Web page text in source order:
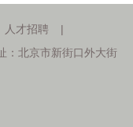
人才招聘
|
：北京市新街口外大街